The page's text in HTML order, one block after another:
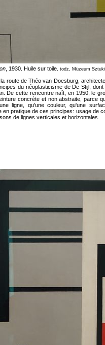
, 1930. Huile sur toile. todz, Müzeum
route de Théo van Doesburg,
du néoplasticisme de De Stijl,
De cette rencontre naît, en 1950, le
concrète et non abstraite, parce
ligne, qu'une couleur, qu'une
en pratique de ces principes: usage de
de lignes verticales et horizontales.